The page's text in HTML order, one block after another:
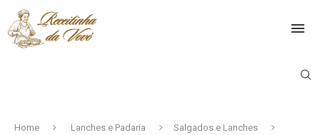
Home Lanches e Padaria
Salgados e Lanches